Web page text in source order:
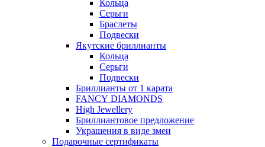
Кольца
Серьги
Браслеты
Подвески
Якутские бриллианты
Кольца
Серьги
Подвески
Бриллианты от 1 карата
FANCY DIAMONDS
High Jewellery
Бриллиантовое предложение
Украшения в виде змеи
Подарочные сертификаты